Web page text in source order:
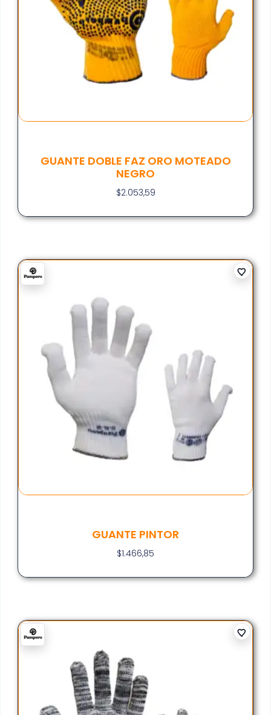
GUANTE DOBLE FAZ ORO MOTEADO
NEGRO
$2.053,59
GUANTE PINTOR
$1.466,85